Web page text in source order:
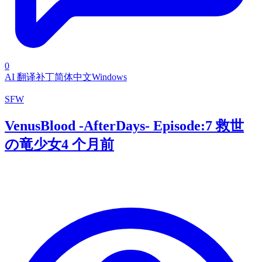
0
AI 翻译补丁简体中文Windows
SFW
VenusBlood -AfterDays- Episode:7 救世
の竜少女4 个月前